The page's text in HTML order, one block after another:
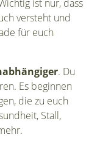
ist nur, dass
versteht und
für euch
. Du
Es beginnen
die zu euch
Stall,